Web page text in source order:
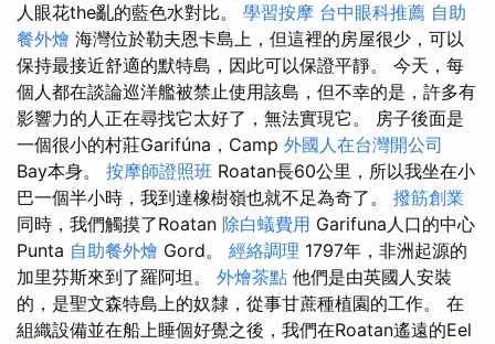
人眼花the亂的藍色水對比。 學習按摩 台中眼科推薦 自助
餐外燴 海灣位於勒夫恩卡島上，但這裡的房屋很少，可以
保持最接近舒適的默特島，因此可以保證平靜。 今天，每
個人都在談論巡洋艦被禁止使用該島，但不幸的是，許多有
影響力的人正在尋找它太好了，無法實現它。 房子後面是
一個很小的村莊Garifúna，Camp 外國人在台灣開公司
Bay本身。 按摩師證照班 Roatan長60公里，所以我坐在小
巴一個半小時，我到達橡樹嶺也就不足為奇了。 撥筋創業
同時，我們觸摸了Roatan 除白蟻費用 Garifuna人口的中心
Punta 自助餐外燴 Gord。 經絡調理 1797年，非洲起源的
加里芬斯來到了羅阿坦。 外燴茶點 他們是由英國人安裝
的，是聖文森特島上的奴隸，從事甘蔗種植園的工作。 在
組織設備並在船上睡個好覺之後，我們在Roatan遙遠的Eel